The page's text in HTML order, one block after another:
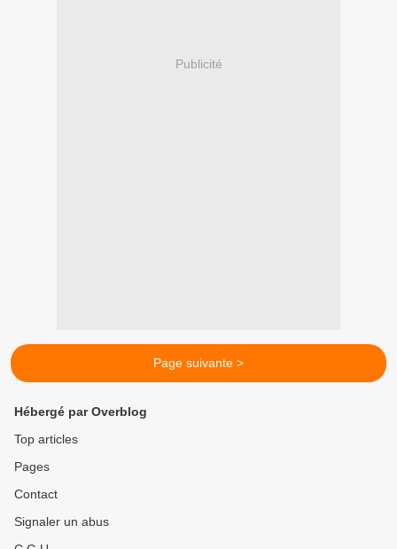
Publicité
Page suivante >
Hébergé par Overblog
Top articles
Pages
Contact
Signaler un abus